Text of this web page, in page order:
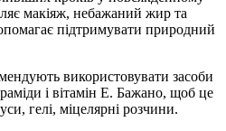
макіяж, небажаний жир та
підтримувати природний
використовувати засоби
і вітамін Е. Бажано, щоб це
гелі, міцелярні розчини.